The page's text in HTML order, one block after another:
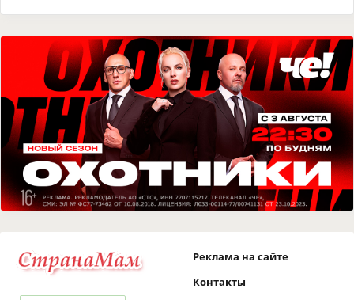
Реклама на сайте
Контакты